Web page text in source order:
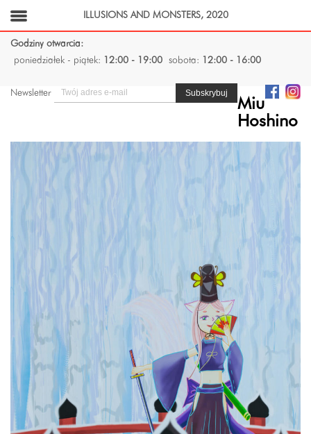
Godziny otwarcia:
poniedziałek - piątek:
12:00 - 19:00 sobota: 12:00 - 16:00
Newsletter
Miu
Hoshino
ILLUSIONS AND MONSTERS, 2020